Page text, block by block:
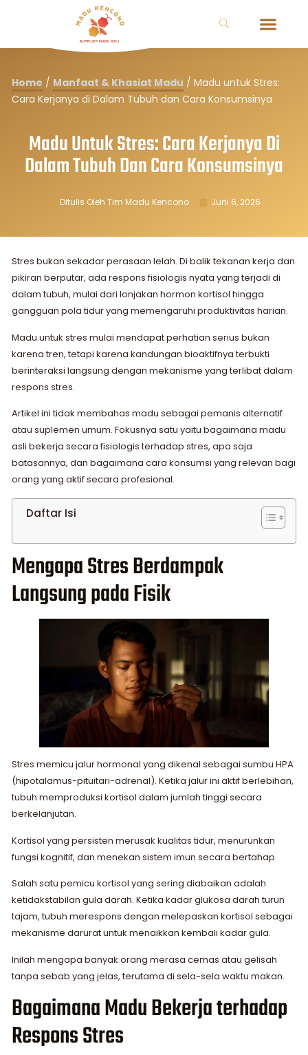
Home / Manfaat & Khasiat Madu / Madu untuk Stres:
Cara Kerjanya di Dalam Tubuh dan Cara Konsumsinya
Madu Untuk Stres: Cara Kerjanya Di
Dalam Tubuh Dan Cara Konsumsinya
Ditulis Oleh Tim Madu Kencono Juni 6, 2026
Stres bukan sekadar perasaan lelah. Di balik tekanan kerja dan
pikiran berputar, ada respons fisiologis nyata yang terjadi di
dalam tubuh, mulai dari lonjakan hormon kortisol hingga
gangguan pola tidur yang memengaruhi produktivitas harian.
Madu untuk stres mulai mendapat perhatian serius bukan
karena tren, tetapi karena kandungan bioaktifnya terbukti
berinteraksi langsung dengan mekanisme yang terlibat dalam
respons stres.
Artikel ini tidak membahas madu sebagai pemanis alternatif
atau suplemen umum. Fokusnya satu yaitu bagaimana madu
asli bekerja secara fisiologis terhadap stres, apa saja
batasannya, dan bagaimana cara konsumsi yang relevan bagi
orang yang aktif secara profesional.
Daftar Isi
Mengapa Stres Berdampak
Langsung pada Fisik
Stres memicu jalur hormonal yang dikenal sebagai sumbu HPA
(hipotalamus-pituitari-adrenal). Ketika jalur ini aktif berlebihan,
tubuh memproduksi kortisol dalam jumlah tinggi secara
berkelanjutan.
Kortisol yang persisten merusak kualitas tidur, menurunkan
fungsi kognitif, dan menekan sistem imun secara bertahap.
Salah satu pemicu kortisol yang sering diabaikan adalah
ketidakstabilan gula darah. Ketika kadar glukosa darah turun
tajam, tubuh merespons dengan melepaskan kortisol sebagai
mekanisme darurat untuk menaikkan kembali kadar gula.
Inilah mengapa banyak orang merasa cemas atau gelisah
tanpa sebab yang jelas, terutama di sela-sela waktu makan.
Bagaimana Madu Bekerja terhadap
Respons Stres